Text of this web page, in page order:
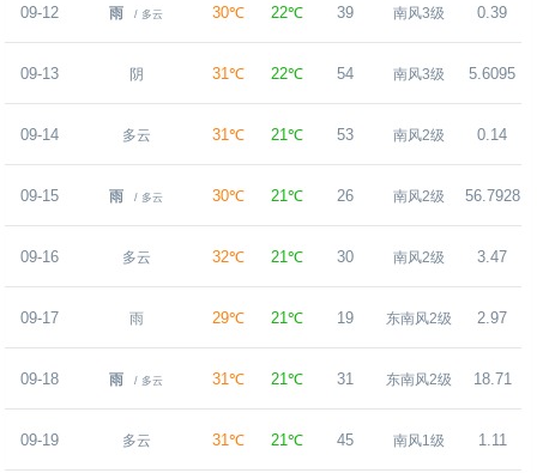
09-12 雨 / 多云 30℃ 22℃ 39 南风3级 0.39
09-13 阴 31℃ 22℃ 54 南风3级 5.6095
09-14 多云 31℃ 21℃ 53 南风2级 0.14
09-15 雨 / 多云 30℃ 21℃ 26 南风2级 56.7928
09-16 多云 32℃ 21℃ 30 南风2级 3.47
09-17 雨 29℃ 21℃ 19 东南风2级 2.97
09-18 雨 / 多云 31℃ 21℃ 31 东南风2级 18.71
09-19 多云 31℃ 21℃ 45 南风1级 1.11